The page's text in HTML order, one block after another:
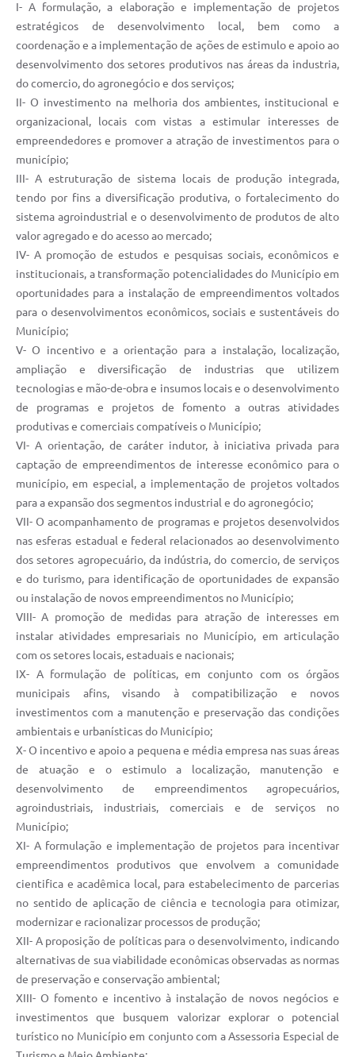
Carta de Serviços
Notícias
FAQ
ISSQNWEB/SIRA
Turismo
Obras
Projetos
Contas Públicas
Links
Serviços Online
Telefones Úteis
Transparência
Emprega
Enquete
Jornal
Agenda
SIC
Diário Oficial
I- A formulação, a elaboração e implementação de projetos
estratégicos de desenvolvimento local, bem como a
coordenação e a implementação de ações de estimulo e apoio ao
desenvolvimento dos setores produtivos nas áreas da industria,
do comercio, do agronegócio e dos serviços;
II- O investimento na melhoria dos ambientes, institucional e
organizacional, locais com vistas a estimular interesses de
empreendedores e promover a atração de investimentos para o
município;
III- A estruturação de sistema locais de produção integrada,
tendo por fins a diversificação produtiva, o fortalecimento do
sistema agroindustrial e o desenvolvimento de produtos de alto
valor agregado e do acesso ao mercado;
IV- A promoção de estudos e pesquisas sociais, econômicos e
institucionais, a transformação potencialidades do Município em
oportunidades para a instalação de empreendimentos voltados
para o desenvolvimentos econômicos, sociais e sustentáveis do
Município;
V- O incentivo e a orientação para a instalação, localização,
ampliação e diversificação de industrias que utilizem
tecnologias e mão-de-obra e insumos locais e o desenvolvimento
de programas e projetos de fomento a outras atividades
produtivas e comerciais compatíveis o Município;
VI- A orientação, de caráter indutor, à iniciativa privada para
captação de empreendimentos de interesse econômico para o
município, em especial, a implementação de projetos voltados
para a expansão dos segmentos industrial e do agronegócio;
VII- O acompanhamento de programas e projetos desenvolvidos
nas esferas estadual e federal relacionados ao desenvolvimento
dos setores agropecuário, da indústria, do comercio, de serviços
e do turismo, para identificação de oportunidades de expansão
ou instalação de novos empreendimentos no Município;
VIII- A promoção de medidas para atração de interesses em
instalar atividades empresariais no Município, em articulação
com os setores locais, estaduais e nacionais;
IX- A formulação de políticas, em conjunto com os órgãos
municipais afins, visando à compatibilização e novos
investimentos com a manutenção e preservação das condições
ambientais e urbanísticas do Município;
X- O incentivo e apoio a pequena e média empresa nas suas áreas
de atuação e o estimulo a localização, manutenção e
desenvolvimento de empreendimentos agropecuários,
agroindustriais, industriais, comerciais e de serviços no
Município;
XI- A formulação e implementação de projetos para incentivar
empreendimentos produtivos que envolvem a comunidade
cientifica e acadêmica local, para estabelecimento de parcerias
no sentido de aplicação de ciência e tecnologia para otimizar,
modernizar e racionalizar processos de produção;
XII- A proposição de políticas para o desenvolvimento, indicando
alternativas de sua viabilidade econômicas observadas as normas
de preservação e conservação ambiental;
XIII- O fomento e incentivo à instalação de novos negócios e
investimentos que busquem valorizar explorar o potencial
turístico no Município em conjunto com a Assessoria Especial de